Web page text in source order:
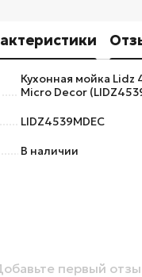
Кухонная мойка Lidz
Micro Decor
LIDZ4539MDEC
В наличии
первый